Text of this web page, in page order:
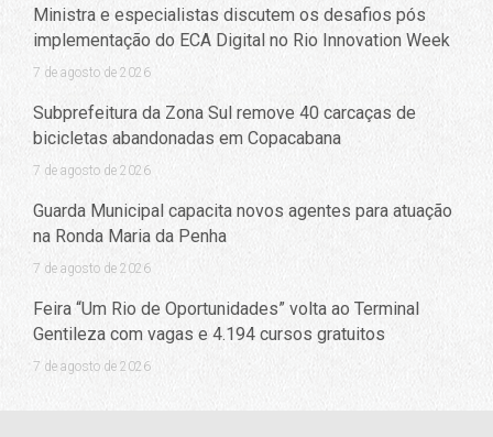
Ministra e especialistas discutem os desafios pós
implementação do ECA Digital no Rio Innovation Week
7 de agosto de 2026
Subprefeitura da Zona Sul remove 40 carcaças de
bicicletas abandonadas em Copacabana
7 de agosto de 2026
Guarda Municipal capacita novos agentes para atuação
na Ronda Maria da Penha
7 de agosto de 2026
Feira “Um Rio de Oportunidades” volta ao Terminal
Gentileza com vagas e 4.194 cursos gratuitos
7 de agosto de 2026